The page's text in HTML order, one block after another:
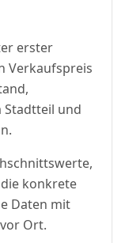
erster
Verkaufspreis
Stadtteil und
konkrete
Daten mit
Ort.